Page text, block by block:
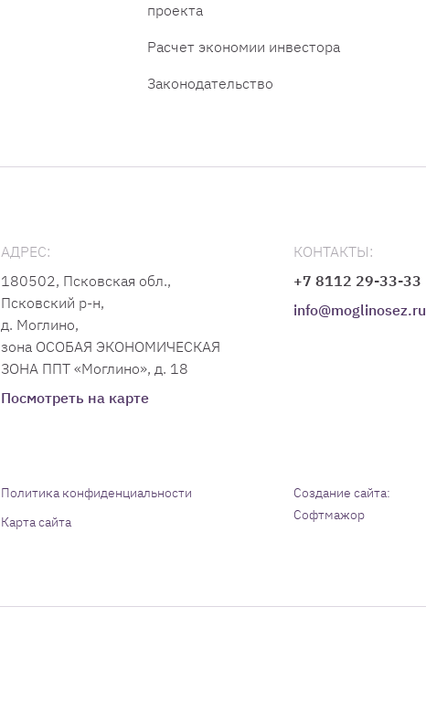
проекта
Расчет экономии инвестора
Законодательство
АДРЕС:
180502, Псковская обл.,
Псковский р-н,
д. Моглино,
зона ОСОБАЯ ЭКОНОМИЧЕСКАЯ
ЗОНА ППТ «Моглино», д. 18
Посмотреть на карте
КОНТАКТЫ:
+7 8112 29-33-33
info@moglinosez.ru
Политика конфиденциальности
Карта сайта
Создание сайта:
Софтмажор